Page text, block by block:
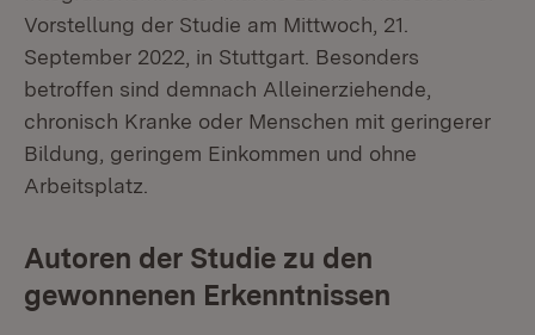
Vorstellung der Studie am Mittwoch, 21.
September 2022, in Stuttgart. Besonders
betroffen sind demnach Alleinerziehende,
chronisch Kranke oder Menschen mit geringerer
Bildung, geringem Einkommen und ohne
Arbeitsplatz.
Autoren der Studie zu den
gewonnenen Erkenntnissen